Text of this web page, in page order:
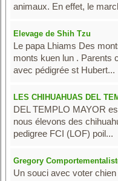
animaux. En effet, le
Elevage de Shih Tzu
Le papa Lhiams Des
monts kuen lun . Parents
avec pédigrée st Hubert...
LES CHIHUAHUAS DEL
DEL TEMPLO MAYOR
nous élevons des
pedigree FCI (LOF) poil...
Gregory
Un souci avec voter